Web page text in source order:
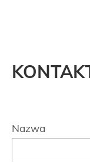
Nazwa